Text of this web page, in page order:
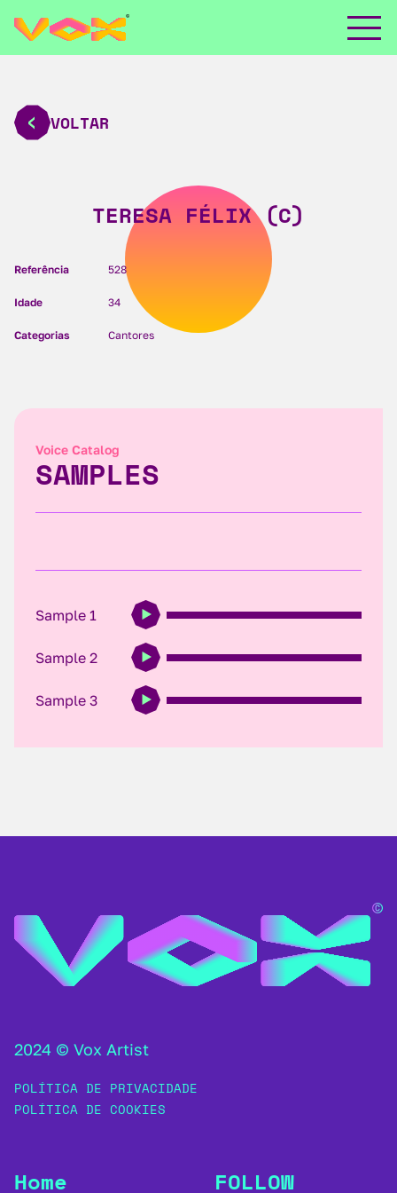
VOLTAR
TERESA FÉLIX (C)
Referência 528
Idade 34
Categorias Cantores
Voice Catalog
SAMPLES
Sample 1
Sample 2
Sample 3
2024 © Vox Artist
POLÍTICA DE PRIVACIDADE
POLÍTICA DE COOKIES
Home FOLLOW